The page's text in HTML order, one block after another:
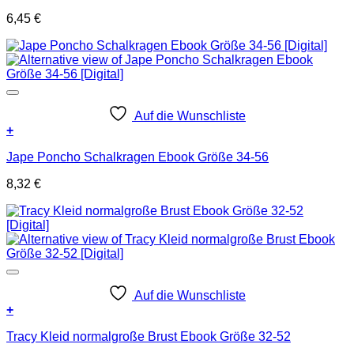
6,45 €
Auf die Wunschliste
+
Jape Poncho Schalkragen Ebook Größe 34-56
8,32 €
Auf die Wunschliste
+
Tracy Kleid normalgroße Brust Ebook Größe 32-52